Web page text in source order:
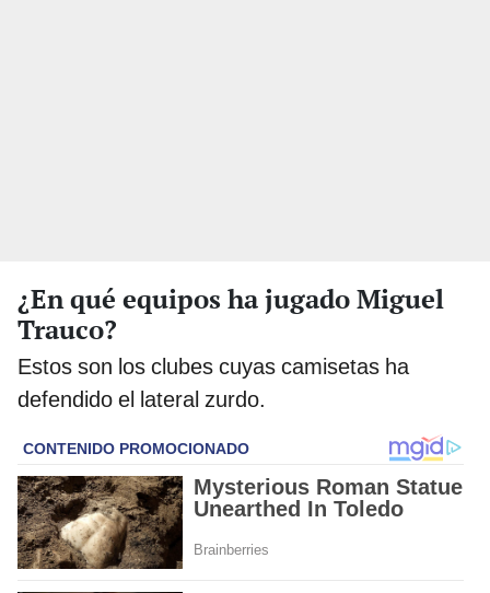
¿En qué equipos ha jugado Miguel
Trauco?
Estos son los clubes cuyas camisetas ha
defendido el lateral zurdo.